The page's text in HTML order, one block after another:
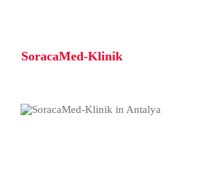
SoracaMed-Klinik